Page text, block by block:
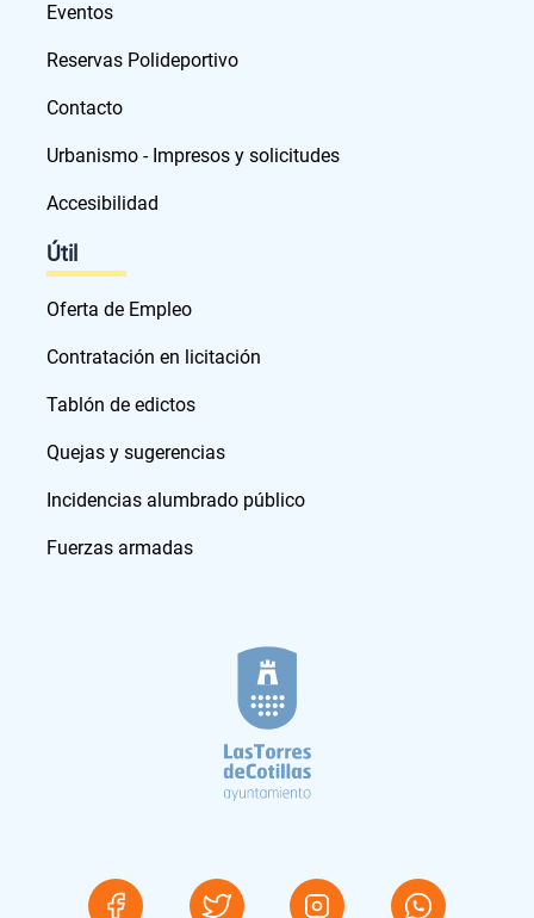
Eventos
Reservas Polideportivo
Contacto
Urbanismo - Impresos y solicitudes
Accesibilidad
Útil
Oferta de Empleo
Contratación en licitación
Tablón de edictos
Quejas y sugerencias
Incidencias alumbrado público
Fuerzas armadas